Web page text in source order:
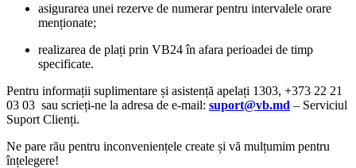
asigurarea unei rezerve de numerar pentru intervalele orare
menționate;
realizarea de plați prin VB24 în afara perioadei de timp
specificate.
Pentru informații suplimentare și asistență apelați 1303, +373 22 21
03 03 sau scrieți-ne la adresa de e-mail: suport@vb.md – Serviciul
Suport Clienți.
Ne pare rău pentru inconveniențele create și vă mulțumim pentru
înțelegere!